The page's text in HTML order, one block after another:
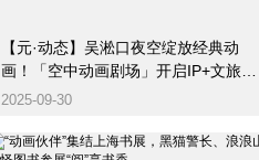
【元·动态】吴淞口夜空绽放经典动
画！「空中动画剧场」开启IP+文旅消
费新篇
2025-09-30